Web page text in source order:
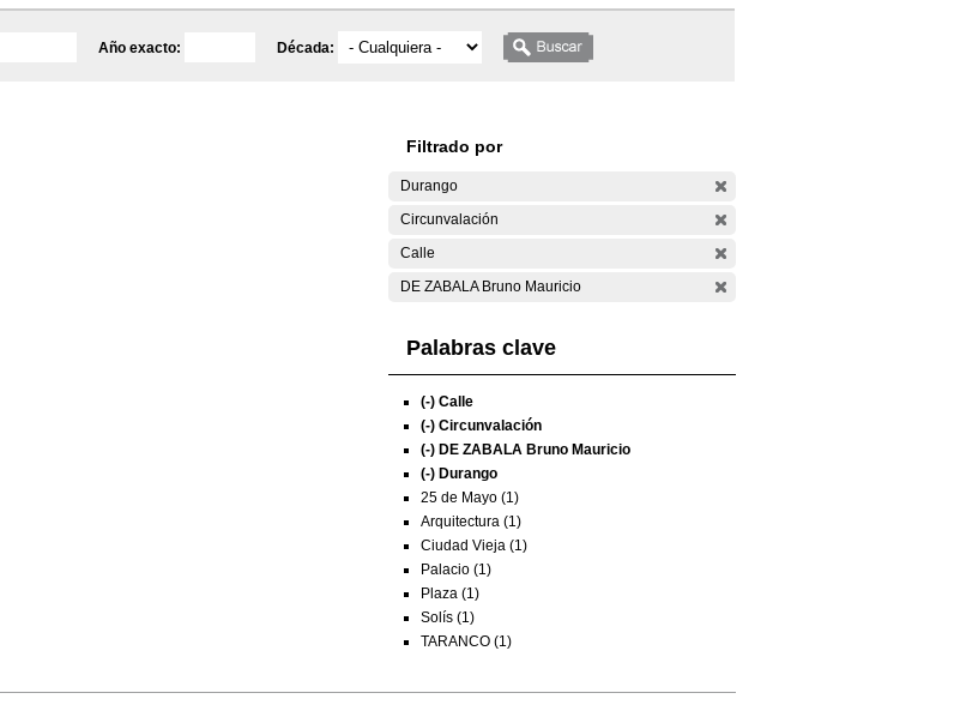
Año exacto: Década:
Filtrado por
Durango
Circunvalación
Calle
DE ZABALA Bruno Mauricio
Palabras clave
(-) Calle
(-) Circunvalación
(-) DE ZABALA Bruno Mauricio
(-) Durango
25 de Mayo (1)
Arquitectura (1)
Ciudad Vieja (1)
Palacio (1)
Plaza (1)
Solís (1)
TARANCO (1)